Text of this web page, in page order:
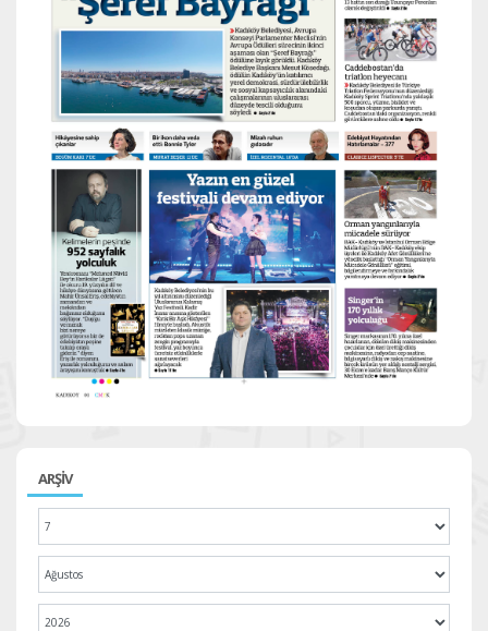
ARŞİV